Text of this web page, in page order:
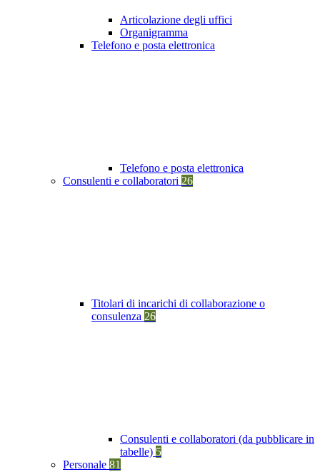
Articolazione degli uffici
Organigramma
Telefono e posta elettronica
Telefono e posta elettronica
Consulenti e collaboratori 26
Titolari di incarichi di collaborazione o
consulenza 26
Consulenti e collaboratori (da pubblicare in
tabelle) 5
Personale 81